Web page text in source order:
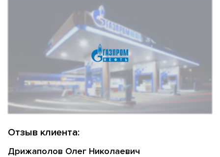
Отзыв клиента:
Дрижаполов Олег Николаевич